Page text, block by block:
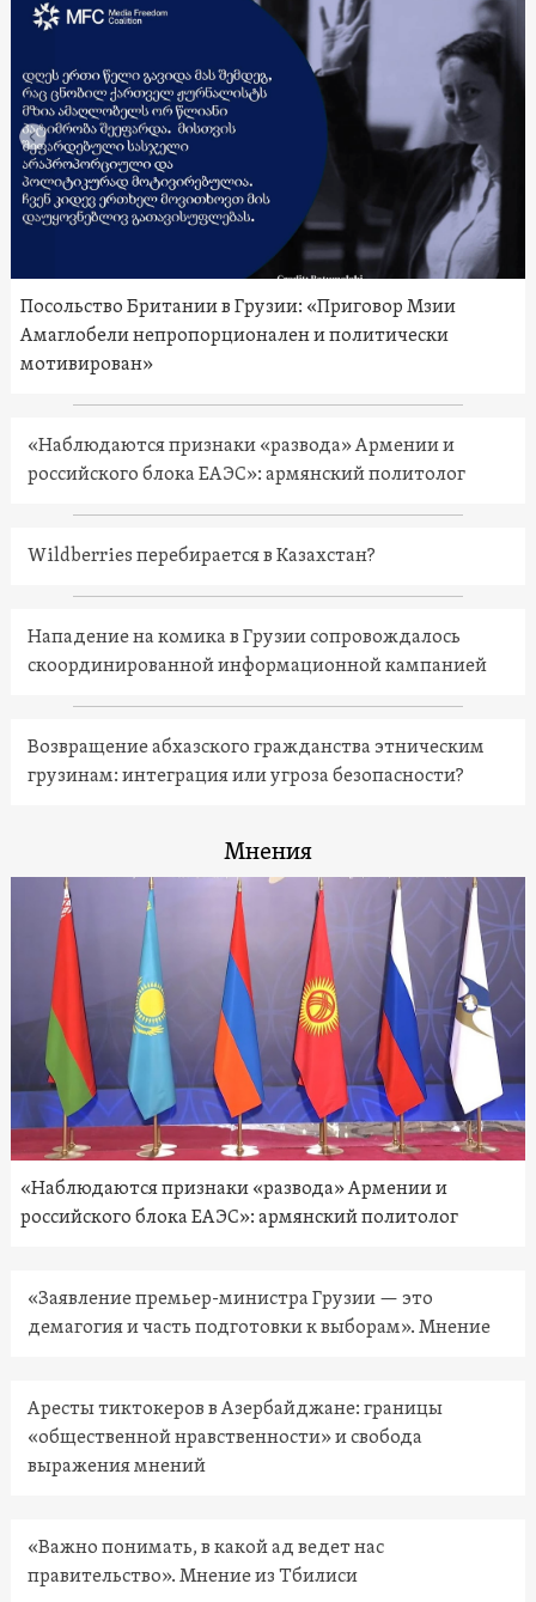
Посольство Британии в Грузии: «Приговор Мзии
Амаглобели непропорционален и политически
мотивирован»
«Наблюдаются признаки «развода» Армении и
российского блока ЕАЭС»: армянский политолог
Wildberries перебирается в Казахстан?
Нападение на комика в Грузии сопровождалось
скоординированной информационной кампанией
Возвращение абхазского гражданства этническим
грузинам: интеграция или угроза безопасности?
Мнения
«Наблюдаются признаки «развода» Армении и
российского блока ЕАЭС»: армянский политолог
«Заявление премьер-министра Грузии — это
демагогия и часть подготовки к выборам». Мнение
Аресты тиктокеров в Азербайджане: границы
«общественной нравственности» и свобода
выражения мнений
«Важно понимать, в какой ад ведет нас
правительство». Мнение из Тбилиси